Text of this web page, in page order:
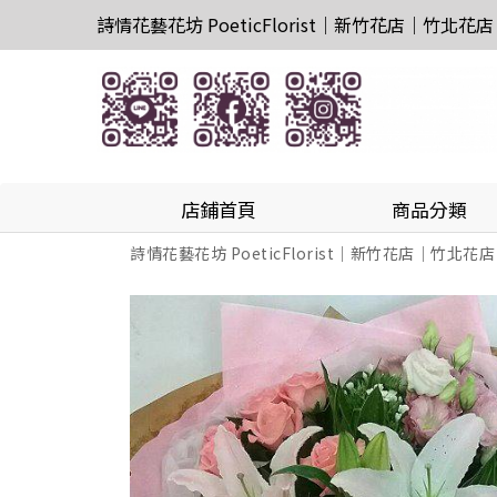
詩情花藝花坊 PoeticFlorist｜新竹花店｜竹北花店
店鋪首頁 商品分類
詩情花藝花坊 PoeticFlorist｜新竹花店｜竹北花店